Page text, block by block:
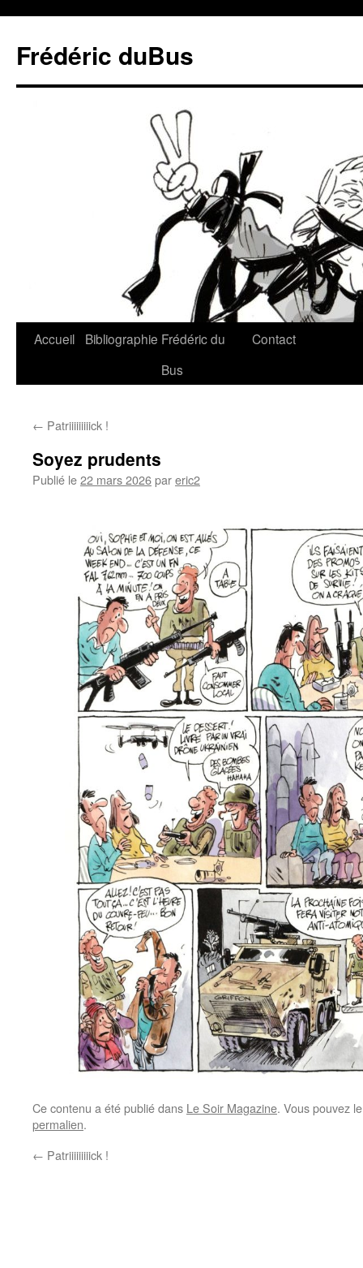
Frédéric duBus
Accueil Bibliographie Frédéric du
Bus
Contact
← Patriiiiiiiiick !
Soyez prudents
Publié le22 mars 2026pareric2
Ce contenu a été publié dans Le Soir Magazine. Vous pouvez
permalien.
← Patriiiiiiiiick !